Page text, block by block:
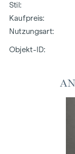
Stil
Kaufpreis
Nutzungsart
Objekt-ID: